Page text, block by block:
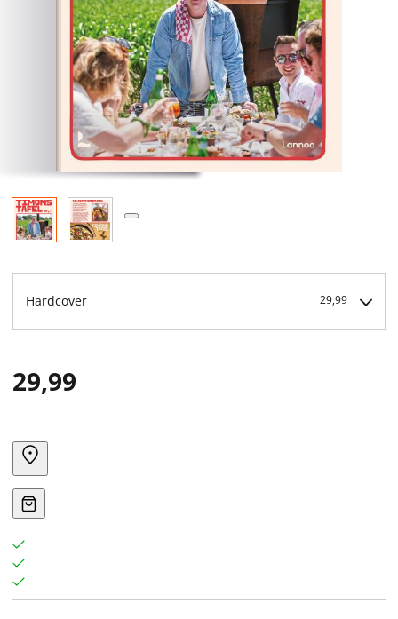
Hardcover 29,99
29,99